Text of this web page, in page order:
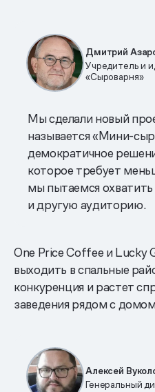
Дмитрий
Учредитель и
«Сыроварня»
Мы сделали новый
называется «Мини-
демократичное
которое требует
мы пытаемся
и другую аудиторию.
One Price Coffee и Lucky
выходить в спальные
конкуренция и растет
заведения рядом с
Алексей
Генеральный